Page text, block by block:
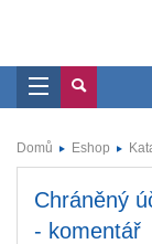
Domů Eshop
Chráněný
- komentář